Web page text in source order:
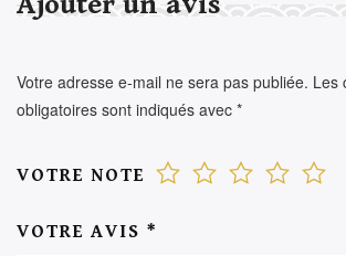
Votre adresse e-mail ne sera pas publiée. Les
obligatoires sont indiqués avec *
VOTRE NOTE
VOTRE AVIS *